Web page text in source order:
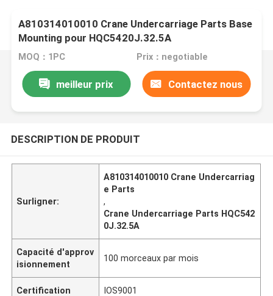
A810314010010 Crane Undercarriage Parts Base
Mounting pour HQC5420J.32.5A
MOQ：1PC Prix：negotiable
meilleur prix Contactez nous
DESCRIPTION DE PRODUIT
Surligner:
A810314010010 Crane Undercarriag
e Parts
,
Crane Undercarriage Parts HQC542
0J.32.5A
Capacité d'approv
isionnement
100 morceaux par mois
Certification IOS9001